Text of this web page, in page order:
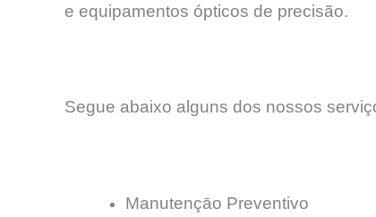
e equipamentos ópticos de precisão.
Segue abaixo alguns dos nossos
Manutençāo Preventivo